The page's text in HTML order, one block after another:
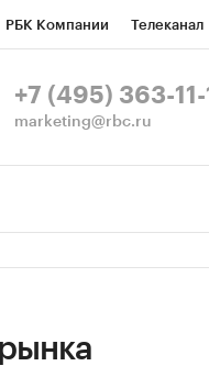
РБК Компании Телеканал
СПб Спецпроекты
+7 (495) 363-11-
marketing@rbc.ru